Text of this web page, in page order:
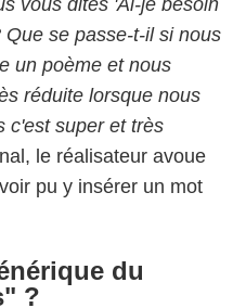
vous dites 'Ai-je besoin
se passe-t-il si nous
un poème et nous
réduite lorsque nous
c'est super et très
le réalisateur avoue
pu y insérer un mot
du
?